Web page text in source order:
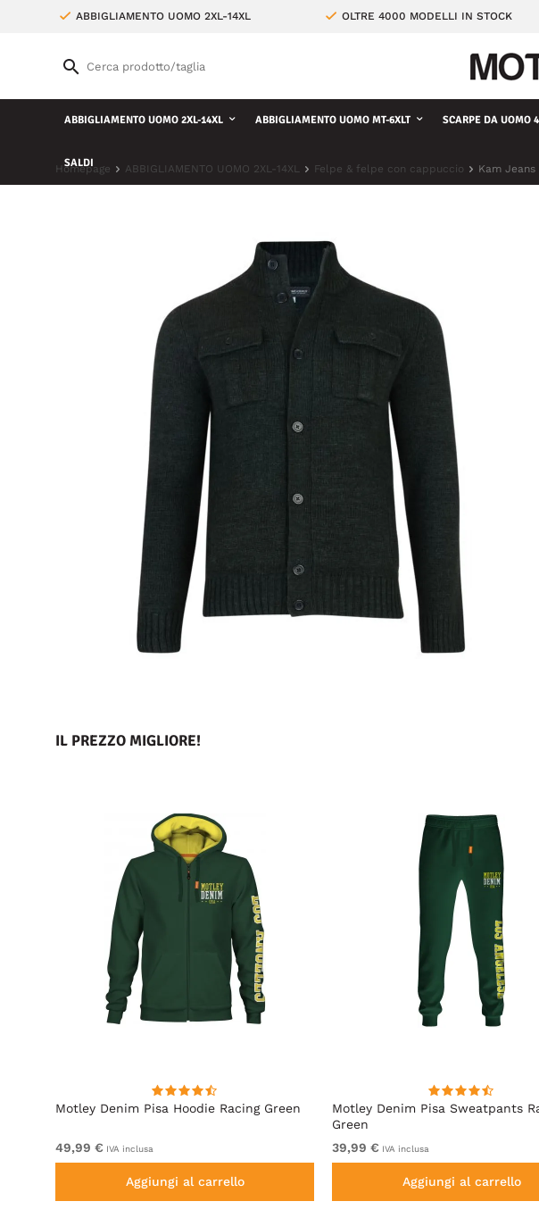
ABBIGLIAMENTO UOMO 2XL-14XL OLTRE 4000 MODELLI IN STOCK
ABBIGLIAMENTO UOMO 2XL-14XL ABBIGLIAMENTO UOMO MT-6XLT SCARPE DA UOMO
SALDI
Homepage ABBIGLIAMENTO UOMO 2XL-14XL Felpe & felpe con cappuccio Kam
IL PREZZO MIGLIORE!
Motley Denim Pisa Hoodie Racing Green
49,99 € IVA inclusa
Aggiungi al carrello
Motley Denim Pisa Sweatpants
Green
39,99 € IVA inclusa
Aggiungi al carrello